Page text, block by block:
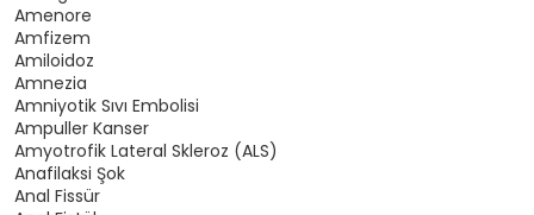
Amenore
Amfizem
Amiloidoz
Amnezia
Amniyotik Sıvı Embolisi
Ampuller Kanser
Amyotrofik Lateral Skleroz (ALS)
Anafilaksi Şok
Anal Fissür